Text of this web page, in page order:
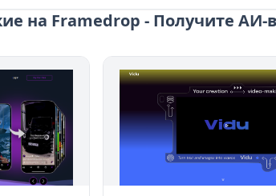
на Framedrop - Получите